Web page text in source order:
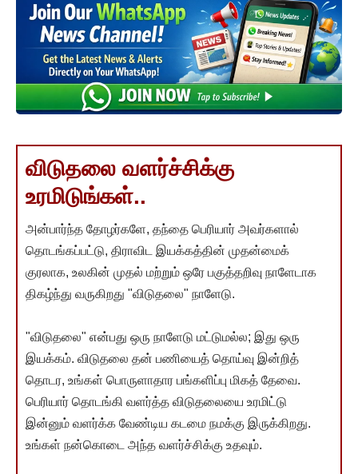
விடுதலை வளர்ச்சிக்கு
உரமிடுங்கள்..
அன்பார்ந்த தோழர்களே, தந்தை பெரியார் அவர்களால்
தொடங்கப்பட்டு, திராவிட இயக்கத்தின் முதன்மைக்
குரலாக, உலகின் முதல் மற்றும் ஒரே பகுத்தறிவு நாளேடாக
திகழ்ந்து வருகிறது "விடுதலை" நாளேடு.
"விடுதலை" என்பது ஒரு நாளேடு மட்டுமல்ல; இது ஒரு
இயக்கம். விடுதலை தன் பணியைத் தொய்வு இன்றித்
தொடர, உங்கள் பொருளாதார பங்களிப்பு மிகத் தேவை.
பெரியார் தொடங்கி வளர்த்த விடுதலையை உரமிட்டு
இன்னும் வளர்க்க வேண்டிய கடமை நமக்கு இருக்கிறது.
உங்கள் நன்கொடை அந்த வளர்ச்சிக்கு உதவும்.